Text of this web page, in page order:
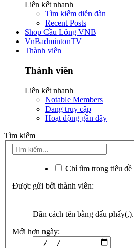
Liên kết nhanh
Tìm kiếm diễn đàn
Recent Posts
Shop Cầu Lông VNB
VnBadmintonTV
Thành viên
Thành viên
Liên kết nhanh
Notable Members
Đang truy cập
Hoạt động gần đây
Tìm kiếm
Chỉ tìm trong tiêu đề
Được gửi bởi thành viên:
Dãn cách tên bằng dấu phẩy(,).
Mới hơn ngày: